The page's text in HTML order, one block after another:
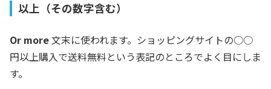
以上（その数字含む）
Or more文末に使われます。ショッピングサイトの○○
円以上購入で送料無料という表記のところでよく目にしま
す。